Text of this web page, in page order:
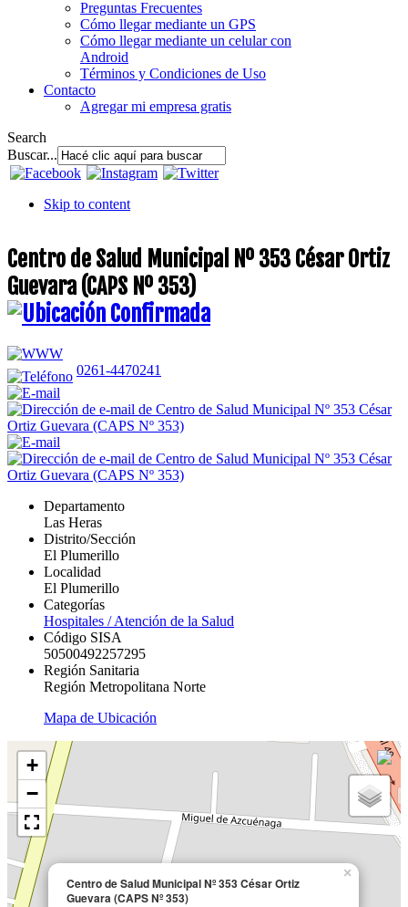
Preguntas Frecuentes
Cómo llegar mediante un GPS
Cómo llegar mediante un celular con
Android
Términos y Condiciones de Uso
Contacto
Agregar mi empresa gratis
Search
Buscar...
Skip to content
Centro de Salud Municipal Nº 353 César Ortiz
Guevara (CAPS Nº 353)
0261-4470241
Departamento
Las Heras
Distrito/Sección
El Plumerillo
Localidad
El Plumerillo
Categorías
Hospitales / Atención de la Salud
Código SISA
50500492257295
Región Sanitaria
Región Metropolitana Norte
Mapa de Ubicación
Centro de Salud Municipal Nº 353 César Ortiz
Guevara (CAPS Nº 353)
×
+
−